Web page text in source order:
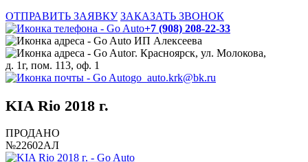
ОТПРАВИТЬ ЗАЯВКУ ЗАКАЗАТЬ ЗВОНОК
+7 (908) 208-22-33
ИП Алексеева
г. Красноярск, ул. Молокова,
д. 1г, пом. 113, оф. 1
go_auto.krk@bk.ru
KIA Rio 2018 г.
ПРОДАНО
№22602АЛ